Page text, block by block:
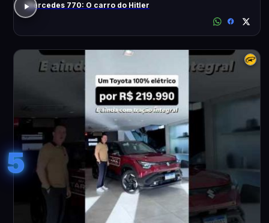
Mercedes 770: O carro do Hitler
5